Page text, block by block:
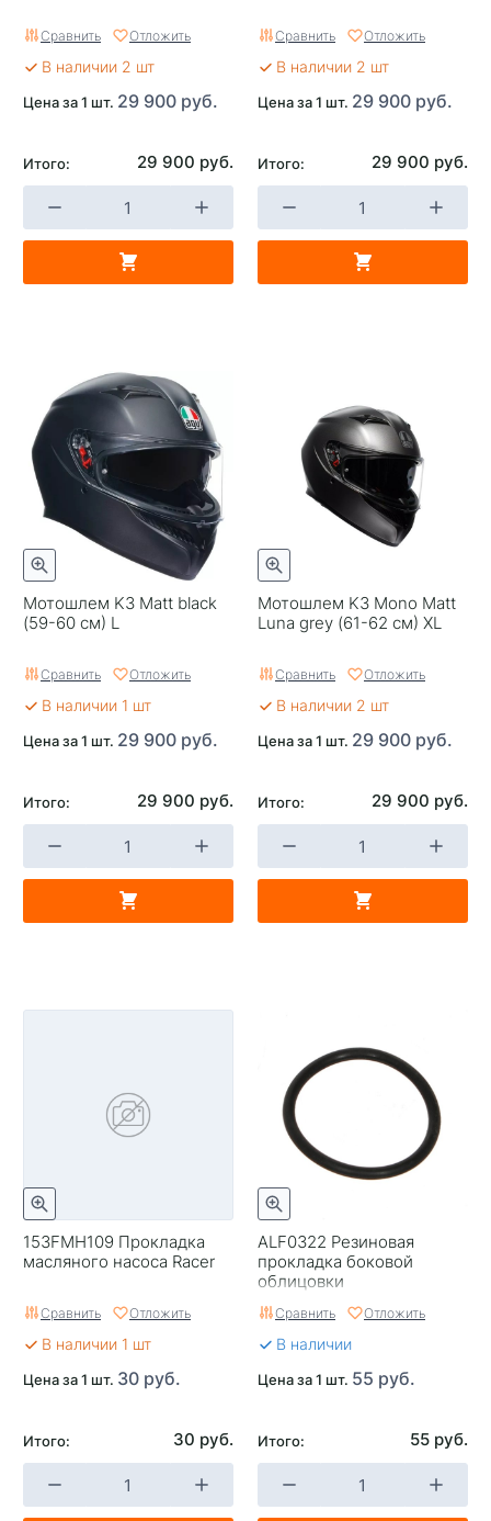
Сравнить Отложить
В наличии 2 шт
Цена за 1 шт. 29 900 руб.
Итого: 29 900 руб.
Сравнить Отложить
В наличии 2 шт
Цена за 1 шт. 29 900 руб.
Итого: 29 900 руб.
Мотошлем K3 Matt black
(59-60 см) L
Сравнить Отложить
В наличии 1 шт
Цена за 1 шт. 29 900 руб.
Итого: 29 900 руб.
Мотошлем K3 Mono Matt
Luna grey (61-62 см) XL
Сравнить Отложить
В наличии 2 шт
Цена за 1 шт. 29 900 руб.
Итого: 29 900 руб.
153FMH109 Прокладка
масляного насоса Racer
Сравнить Отложить
В наличии 1 шт
Цена за 1 шт. 30 руб.
Итого: 30 руб.
ALF0322 Резиновая
прокладка боковой
облицовки
Сравнить Отложить
В наличии
Цена за 1 шт. 55 руб.
Итого: 55 руб.